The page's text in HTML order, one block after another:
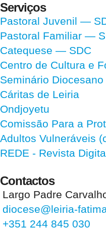
Serviços
Pastoral Juvenil —
Pastoral Familiar —
Catequese — SDC
Centro de Cultura e
Seminário Diocesano
Cáritas de Leiria
Ondjoyetu
Comissão Para a
Adultos Vulneráveis
REDE - Revista
Contactos
Largo Padre
diocese@leiria-
+351 244 845 030